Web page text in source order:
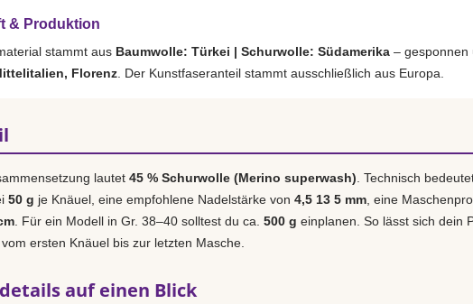
& Produktion
stammt aus Baumwolle: Türkei | Schurwolle: Südamerika – gesponnen
Florenz . Der Kunstfaseranteil stammt ausschließlich aus Europa.
lautet 45 % Schurwolle (Merino superwash) . Technisch
50 g je Knäuel, eine empfohlene Nadelstärke von 4,5 13 5 mm , eine
. Für ein Modell in Gr. 38–40 solltest du ca. 500 g einplanen. So lässt sich dein
ersten Knäuel bis zur letzten Masche.
auf einen Blick